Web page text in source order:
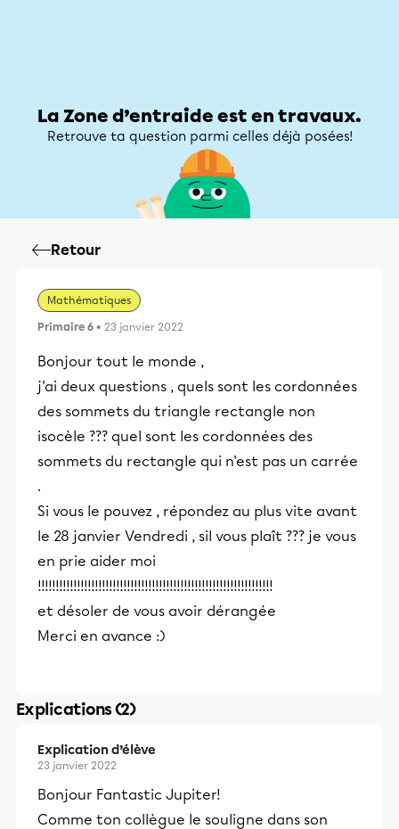
La Zone d’entraide est en travaux.
Retrouve ta question parmi celles déjà posées!
Retour
Mathématiques
Primaire 6 • 23 janvier 2022
Bonjour tout le monde ,
j'ai deux questions , quels sont les cordonnées
des sommets du triangle rectangle non
isocèle ??? quel sont les cordonnées des
sommets du rectangle qui n'est pas un carrée
.
Si vous le pouvez , répondez au plus vite avant
le 28 janvier Vendredi , sil vous plaît ??? je vous
en prie aider moi
!!!!!!!!!!!!!!!!!!!!!!!!!!!!!!!!!!!!!!!!!!!!!!!!!!!!!!!!!!!!!!!!!!
et désoler de vous avoir dérangée
Merci en avance :)
Explications (2)
Explication d’élève
23 janvier 2022
Bonjour Fantastic Jupiter!
Comme ton collègue le souligne dans son